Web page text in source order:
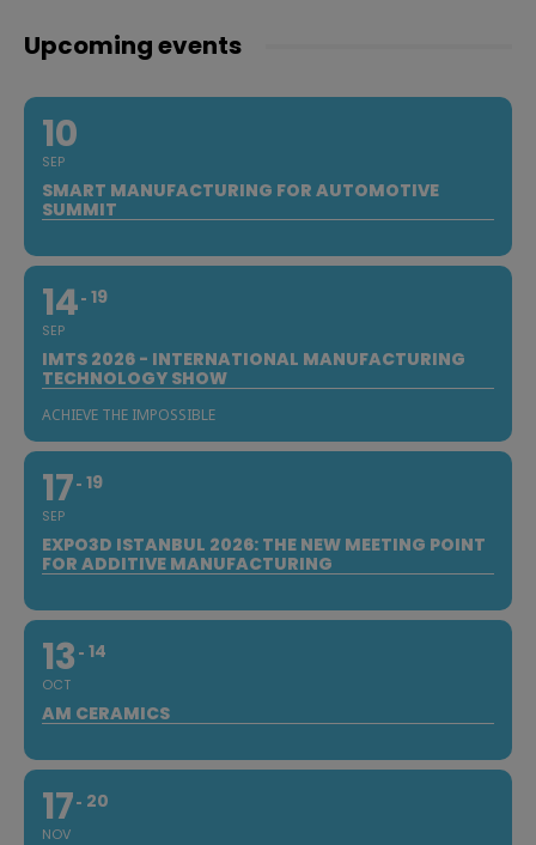
Upcoming events
10
SEP
SMART MANUFACTURING FOR AUTOMOTIVE
SUMMIT
14
SEP
19
IMTS 2026 - INTERNATIONAL MANUFACTURING
TECHNOLOGY SHOW
ACHIEVE THE IMPOSSIBLE
17
SEP
19
EXPO3D ISTANBUL 2026: THE NEW MEETING POINT
FOR ADDITIVE MANUFACTURING
13
OCT
14
AM CERAMICS
17
NOV
20